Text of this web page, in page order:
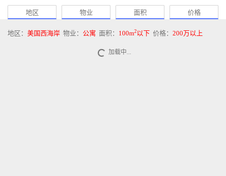
地区 物业 面积 价格
地区： 美国西海岸 物业： 公寓 面积： 100m2以下 价格： 200万以上
加载中...